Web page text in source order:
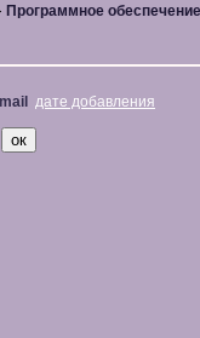
Программное обеспечение
дате добавления